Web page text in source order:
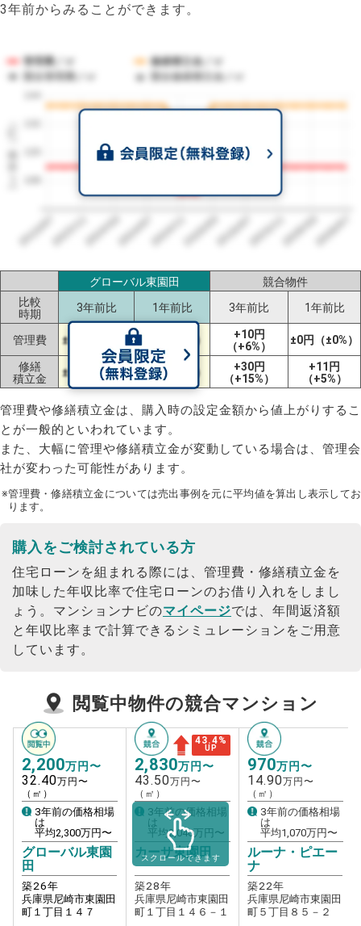
3年前からみることができます。
1㎡単価（円）
管理費／㎡
修繕積立金／㎡
競合管理費／㎡
競合修繕積立金／㎡
2023/072023/112024/032024/072024/112025/032025/072025/112026/032026/07
グローバル東園田
競合物件
比較
時期
3年前比 1年前比 3年前比 1年前比
管理費 ±0円（±0%） ±0円（±0%）
+10円
（+6%）
±0円（±0%）
修繕
積立金
±0円（±0%） ±0円（±0%）
+30円
（+15%）
+11円
（+5%）
管理費や修繕積立金は、購入時の設定金額から値上がりするこ
とが一般的といわれています。
また、大幅に管理や修繕積立金が変動している場合は、管理会
社が変わった可能性があります。
※管理費・修繕積立金については売出事例を元に平均値を算出し表示してお
ります。
購入をご検討されている方
住宅ローンを組まれる際には、管理費・修繕積立金を
加味した年収比率で住宅ローンのお借り入れをしまし
ょう。 マンションナビのマイページでは、年間返済額
と年収比率まで計算できるシミュレーションをご用意
しています。
閲覧中物件の競合マンション
2,200万円〜
32.40万円〜
（㎡）
3年前の価格相場
は
平均2,300万円〜
グローバル東園
田
築26年
兵庫県尼崎市東園田
町１丁目１４７
43.4%
UP
2,830万円〜
43.50万円〜
（㎡）
3年前の価格相場
は
平均2,040万円〜
カーサ東園田
築28年
兵庫県尼崎市東園田
町１丁目１４６－１
970万円〜
14.90万円〜
（㎡）
3年前の価格相場
は
平均1,070万円〜
ルーナ・ピエー
ナ
築22年
兵庫県尼崎市東園田
町５丁目８５－２
スクロールできます